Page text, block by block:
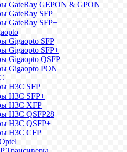
GateRay GEPON & GPON
GateRay SFP
GateRay SFP+
Gigaopto SFP
Gigaopto SFP+
Gigaopto QSFP
Gigaopto PON
H3C SFP
H3C SFP+
H3C XFP
H3C QSFP28
H3C QSFP+
H3C CFP